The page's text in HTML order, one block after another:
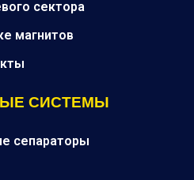
сектора
магнитов
СИСТЕМЫ
сепараторы